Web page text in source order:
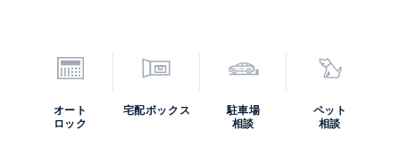
オート
ロック
宅配ボックス
駐車場
相談
ペット
相談